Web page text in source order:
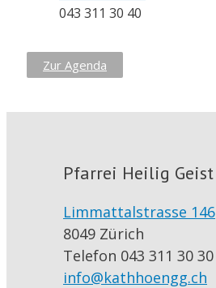
043 311 30 40
Zur Agenda
Pfarrei Heilig Geist
Limmattalstrasse 146
8049 Zürich
Telefon 043 311 30 30
info@kathhoengg.ch